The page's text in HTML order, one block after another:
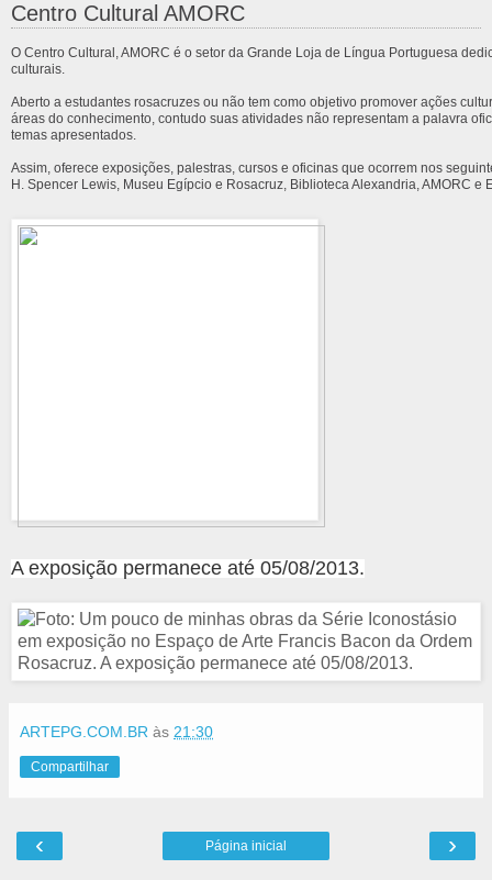
Centro Cultural AMORC
O Centro Cultural, AMORC é o setor da Grande Loja de Língua Portuguesa
culturais.
Aberto a estudantes rosacruzes ou não tem como objetivo promover ações
áreas do conhecimento, contudo suas atividades não representam a palavra
temas apresentados.
Assim, oferece exposições, palestras, cursos e oficinas que ocorrem nos
H. Spencer Lewis, Museu Egípcio e Rosacruz, Biblioteca Alexandria, AMORC e
A exposição permanece até 05/08/2013.
ARTEPG.COM.BR às 21:30
Compartilhar
‹ ›
Página inicial